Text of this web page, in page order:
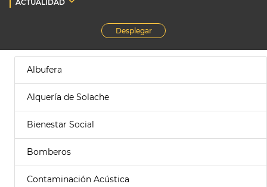
ACTUALIDAD
Desplegar
Albufera
Alquería de Solache
Bienestar Social
Bomberos
Contaminación Acústica